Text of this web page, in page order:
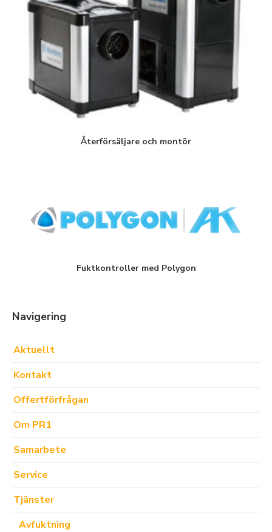
Återförsäljare och montör
Fuktkontroller med Polygon
Navigering
Aktuellt
Kontakt
Offertförfrågan
Om PR1
Samarbete
Service
Tjänster
Avfuktning